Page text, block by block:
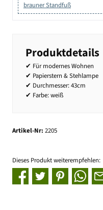
brauner Standfuß
Produktdetails
✔ Für modernes Wohnen
✔ Papierstern & Stehlampe
✔ Durchmesser: 43cm
✔ Farbe: weiß
Artikel-Nr: 2205
Dieses Produkt weiterempfehlen: